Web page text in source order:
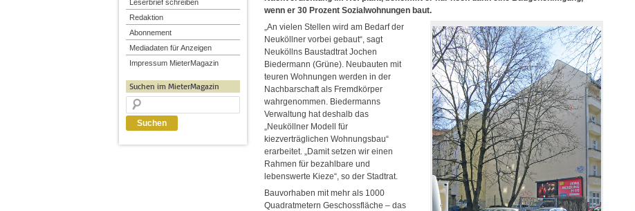
wenn er 30 Prozent Sozialwohnungen baut.
„An vielen Stellen wird am Bedarf der
Neuköllner vorbei gebaut“, sagt
Neuköllns Baustadtrat Jochen
Biedermann (Grüne). Neubauten mit
teuren Wohnungen werden in der
Nachbarschaft als Fremdkörper
wahrgenommen. Biedermanns
Verwaltung hat deshalb das
„Neuköllner Modell für
kiezverträglichen Wohnungsbau“
erarbeitet. „Damit setzen wir einen
Rahmen für bezahlbare und
lebenswerte Kieze“, so der Stadtrat.
Bauvorhaben mit mehr als 1000
Quadratmetern Geschossfläche – das
Leserbrief schreiben
Redaktion
Abonnement
Mediadaten für Anzeigen
Impressum MieterMagazin
Suchen im MieterMagazin